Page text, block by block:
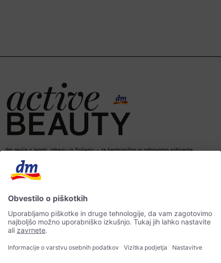
dm revija o lepoti, zdravju in življenju – za harmonično in odgovorno sobivanje.